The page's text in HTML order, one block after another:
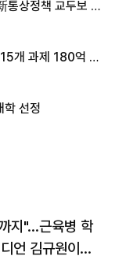
상정책 교두보 활
개 과제 180억 지
선정
지"…근육병 학
언 김규원이었